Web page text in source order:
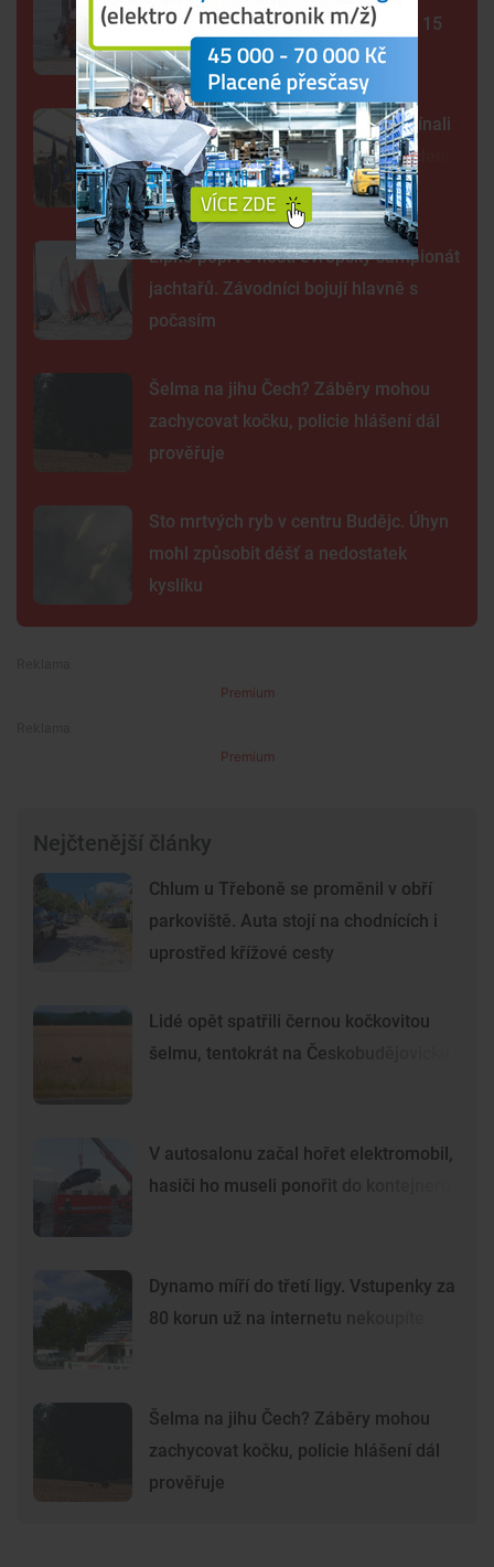
záchranáři využili přívoz, ušetří až 15
minut
Hasiči z Mokrého slaví sto let. Začínali
s ruční stříkačkou, dnes mají 130 členů
Lipno poprvé hostí evropský šampionát
jachtařů. Závodníci bojují hlavně s
počasím
Šelma na jihu Čech? Záběry mohou
zachycovat kočku, policie hlášení dál
prověřuje
Sto mrtvých ryb v centru Budějc. Úhyn
mohl způsobit déšť a nedostatek
kyslíku
Premium
Premium
Nejčtenější články
Chlum u Třeboně se proměnil v obří
parkoviště. Auta stojí na chodnících i
uprostřed křížové cesty
Lidé opět spatřili černou kočkovitou
šelmu, tentokrát na Českobudějovicku
V autosalonu začal hořet elektromobil,
hasiči ho museli ponořit do kontejneru
Dynamo míří do třetí ligy. Vstupenky za
80 korun už na internetu nekoupíte
Šelma na jihu Čech? Záběry mohou
zachycovat kočku, policie hlášení dál
prověřuje